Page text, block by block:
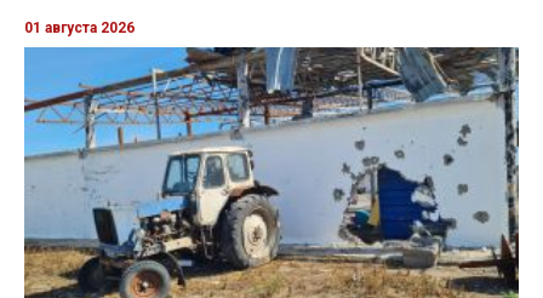
01 августа 2026